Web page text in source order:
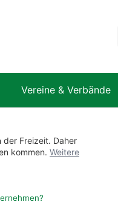
Vereine & Verbände
der Freizeit. Daher
kommen. Weitere